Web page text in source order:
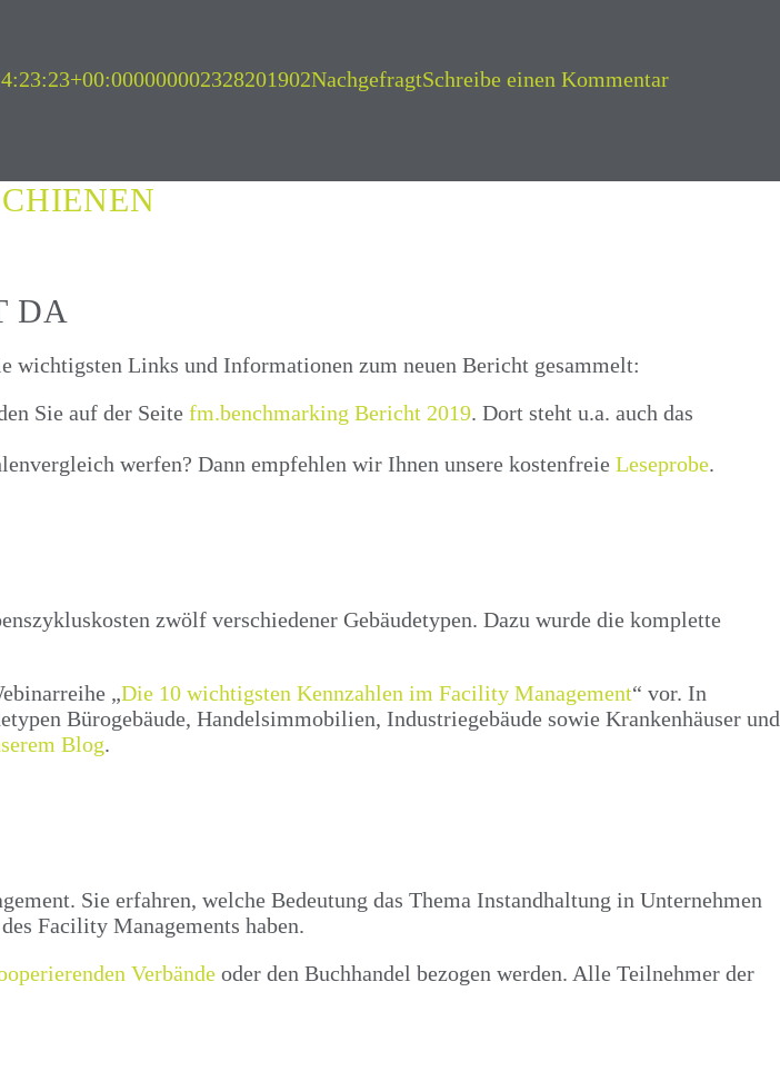
Kategorien
NachgefragtSchreibe einen Kommentarzu
DA
wichtigsten Links und Informationen zum neuen Bericht gesammelt:
Sie auf der Seite fm.benchmarking Bericht 2019. Dort steht u.a. auch das
werfen? Dann empfehlen wir Ihnen unsere kostenfreie Leseprobe.
zwölf verschiedener Gebäudetypen. Dazu wurde die komplette
„Die 10 wichtigsten Kennzahlen im Facility Management“ vor. In
Bürogebäude, Handelsimmobilien, Industriegebäude sowie Krankenhäuser und
Blog.
Sie erfahren, welche Bedeutung das Thema Instandhaltung in Unternehmen
Facility Managements haben.
Verbände oder den Buchhandel bezogen werden. Alle Teilnehmer der